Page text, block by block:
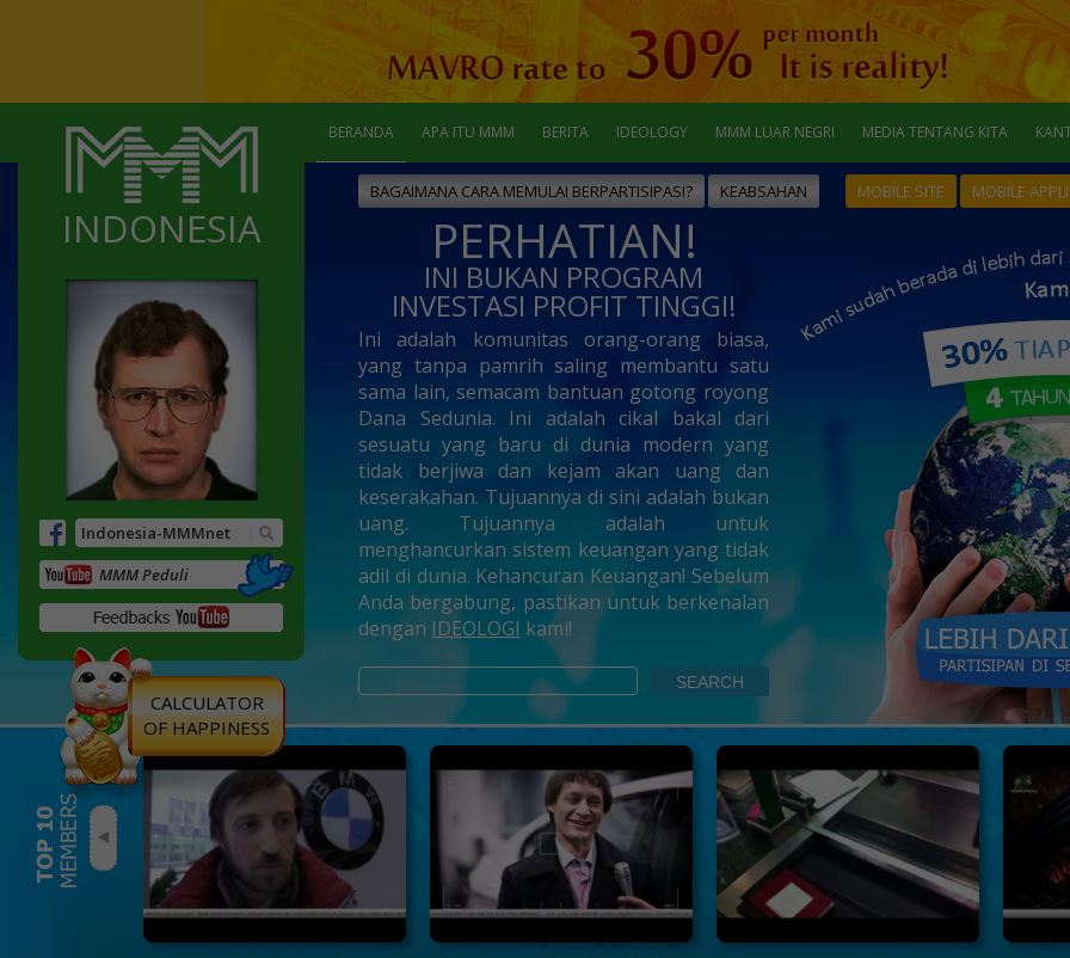
BERANDA APA ITU MMM BERITA IDEOLOGY MMM LUAR NEGRI MEDIA TENTANG KITA
MOBILE SITE MOBILE
BAGAIMANA CARA MEMULAI BERPARTISIPASI? KEABSAHAN
INDONESIA
Indonesia-MMMnet
MMM Peduli
CALCULATOR
OF HAPPINESS
PERHATIAN!
INI BUKAN PROGRAM
INVESTASI PROFIT TINGGI!
Ini adalah komunitas orang-orang biasa,
yang tanpa pamrih saling membantu satu
sama lain, semacam bantuan gotong royong
Dana Sedunia. Ini adalah cikal bakal dari
sesuatu yang baru di dunia modern yang
tidak berjiwa dan kejam akan uang dan
keserakahan. Tujuannya di sini adalah bukan
uang. Tujuannya adalah untuk
menghancurkan sistem keuangan yang tidak
adil di dunia. Kehancuran Keuangan! Sebelum
Anda bergabung, pastikan untuk berkenalan
dengan IDEOLOGI kami!
SEARCH